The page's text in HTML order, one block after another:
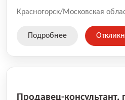
Красногорск/Московская
Подробнее
Продавец-консультант,